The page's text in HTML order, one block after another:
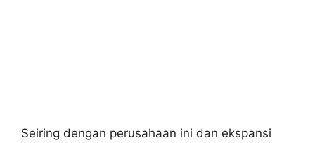
Seiring dengan perusahaan ini dan ekspansi